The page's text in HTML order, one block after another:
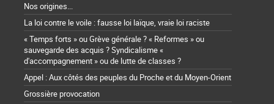
Nos origines...
La loi contre le voile : fausse loi laïque, vraie loi raciste
« Temps forts » ou Grève générale ? « Reformes » ou
sauvegarde des acquis ? Syndicalisme «
d'accompagnement » ou de lutte de classes ?
Appel : Aux côtés des peuples du Proche et du Moyen-Orient
Grossière provocation